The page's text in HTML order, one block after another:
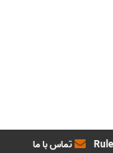
تماس با ما